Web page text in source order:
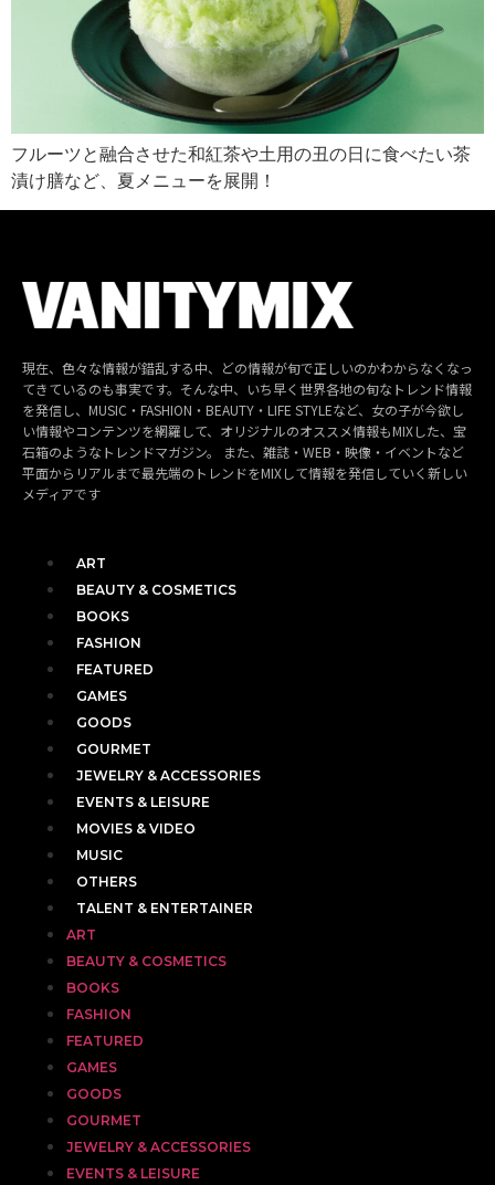
フルーツと融合させた和紅茶や土用の丑の日に食べたい茶
漬け膳など、夏メニューを展開！
現在、色々な情報が錯乱する中、どの情報が旬で正しいのかわからなくなっ
てきているのも事実です。そんな中、いち早く世界各地の旬なトレンド情報
を発信し、MUSIC・FASHION・BEAUTY・LIFE STYLEなど、女の子が今欲し
い情報やコンテンツを網羅して、オリジナルのオススメ情報もMIXした、宝
石箱のようなトレンドマガジン。 また、雑誌・WEB・映像・イベントなど
平面からリアルまで最先端のトレンドをMIXして情報を発信していく新しい
メディアです
ART
BEAUTY & COSMETICS
BOOKS
FASHION
FEATURED
GAMES
GOODS
GOURMET
JEWELRY & ACCESSORIES
EVENTS & LEISURE
MOVIES & VIDEO
MUSIC
OTHERS
TALENT & ENTERTAINER
ART
BEAUTY & COSMETICS
BOOKS
FASHION
FEATURED
GAMES
GOODS
GOURMET
JEWELRY & ACCESSORIES
EVENTS & LEISURE